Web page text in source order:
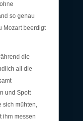
so genau
Mozart beerdigt
die
all die
und Spott
sich mühten,
ihm messen